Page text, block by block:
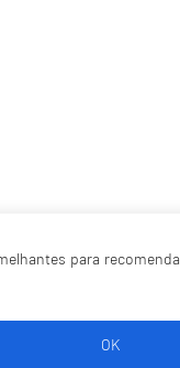
para
OK